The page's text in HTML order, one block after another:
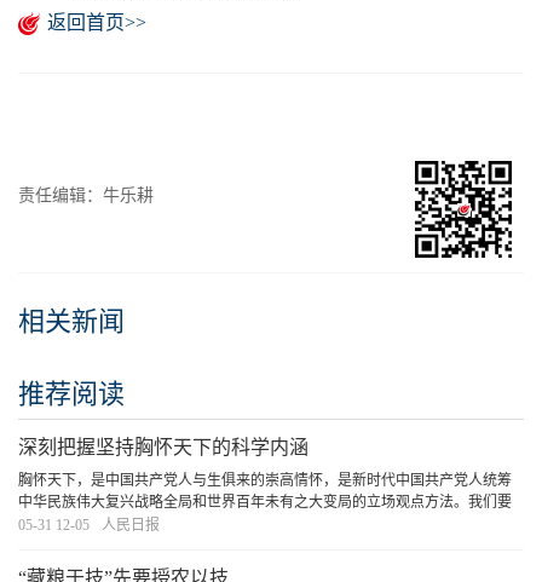
返回首页>>
责任编辑：牛乐耕
相关新闻
推荐阅读
深刻把握坚持胸怀天下的科学内涵
胸怀天下，是中国共产党人与生俱来的崇高情怀，是新时代中国共产党人统筹
中华民族伟大复兴战略全局和世界百年未有之大变局的立场观点方法。我们要
坚持从我国实际出发，坚定不移走自己的路，同时要拓展世界眼光，更好把国
05-31 12-05 人民日报
“藏粮于技”先要授农以技